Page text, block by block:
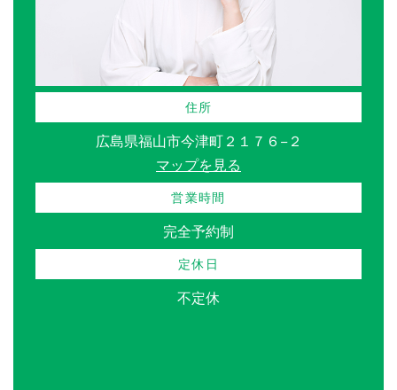
住所
広島県福山市今津町２１７６−２
マップを見る
営業時間
完全予約制
定休日
不定休